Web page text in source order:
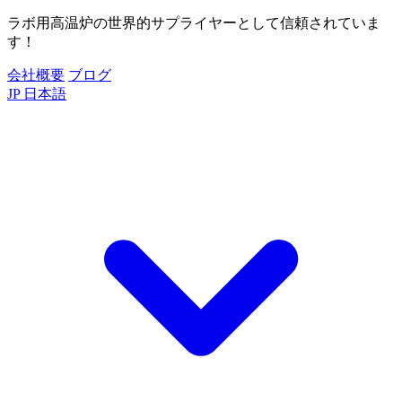
ラボ用高温炉の世界的サプライヤーとして信頼されていま
す！
会社概要 ブログ
JP 日本語